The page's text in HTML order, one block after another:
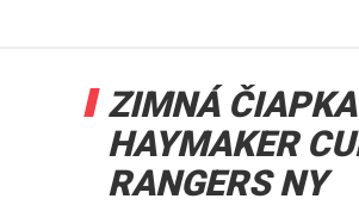
ZIMNÁ
HAYMAKER
RANGERS NY